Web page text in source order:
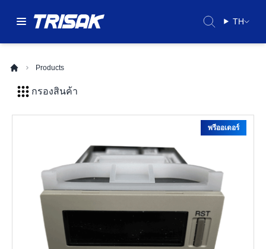
TH
Products
กรองสินค้า
พรีออเดอร์